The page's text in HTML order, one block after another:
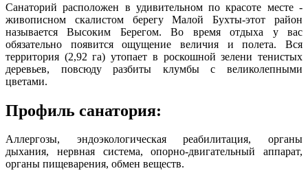
Санаторий расположен в удивительном по красоте месте -
живописном скалистом берегу Малой Бухты-этот район
называется Высоким Берегом. Во время отдыха у вас
обязательно появится ощущение величия и полета. Вся
территория (2,92 га) утопает в роскошной зелени тенистых
деревьев, повсюду разбиты клумбы с великолепными
цветами.
Профиль санатория:
Аллергозы, эндоэкологическая реабилитация, органы
дыхания, нервная система, опорно-двигательный аппарат,
органы пищеварения, обмен веществ.